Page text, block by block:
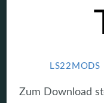
LS22MODS
Zum Download